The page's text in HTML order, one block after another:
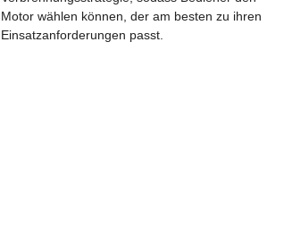
Motor wählen können, der am besten zu ihren
Einsatzanforderungen passt.